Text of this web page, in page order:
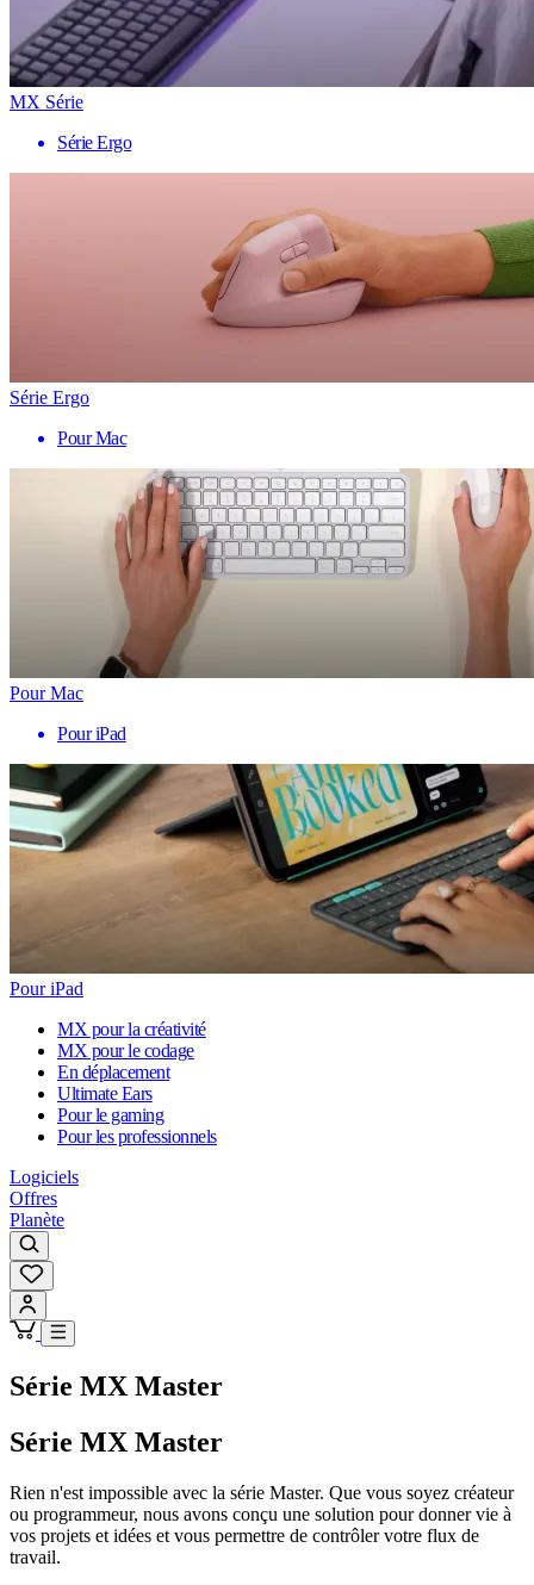
MX Série
Série Ergo
Série Ergo
Pour Mac
Pour Mac
Pour iPad
Pour iPad
MX pour la créativité
MX pour le codage
En déplacement
Ultimate Ears
Pour le gaming
Pour les professionnels
Logiciels
Offres
Planète
Série MX Master
Série MX Master
Rien n'est impossible avec la série Master. Que vous soyez créateur
ou programmeur, nous avons conçu une solution pour donner vie à
vos projets et idées et vous permettre de contrôler votre flux de
travail.